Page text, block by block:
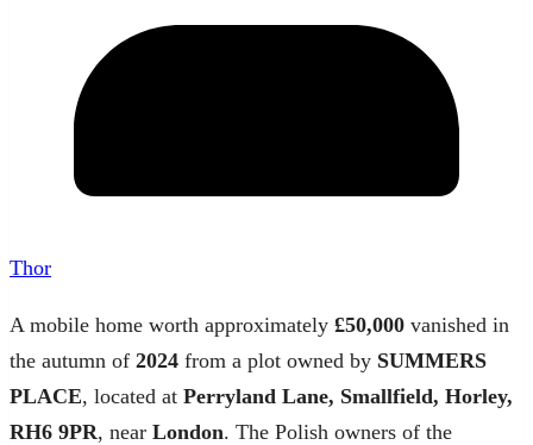
Thor
A mobile home worth approximately £50,000 vanished in
the autumn of 2024 from a plot owned by SUMMERS
PLACE, located at Perryland Lane, Smallfield, Horley,
RH6 9PR, near London. The Polish owners of the